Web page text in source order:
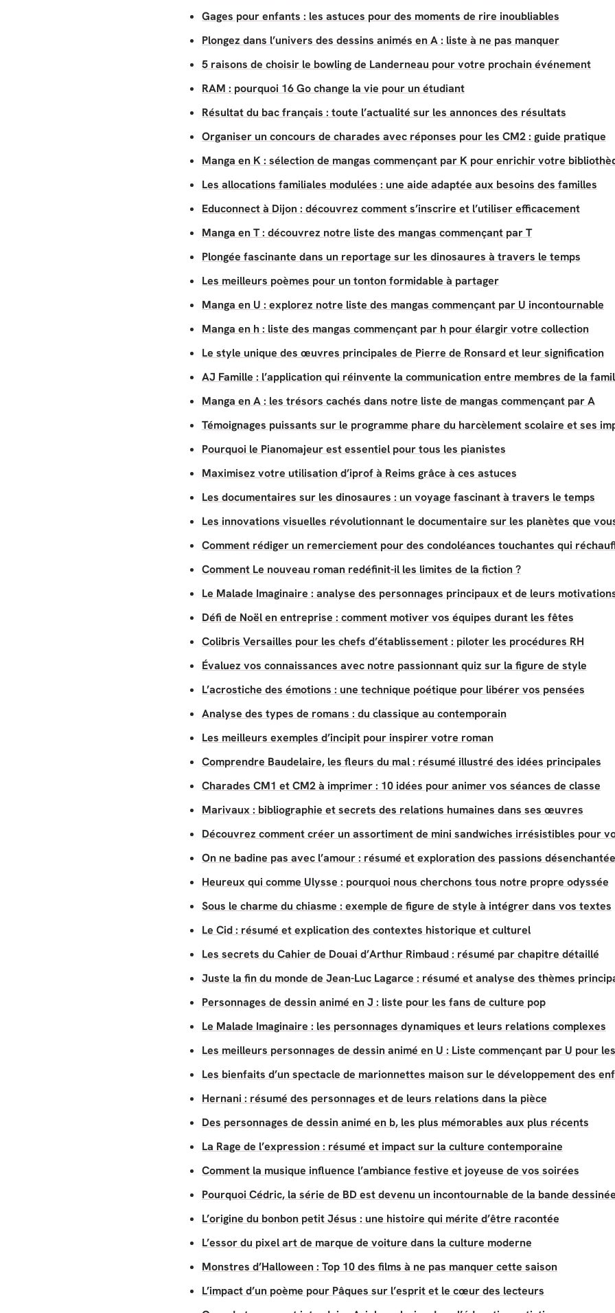
Gages pour enfants : les astuces pour des moments de rire inoubliables
Plongez dans l’univers des dessins animés en A : liste à ne pas manquer
5 raisons de choisir le bowling de Landerneau pour votre prochain événement
RAM : pourquoi 16 Go change la vie pour un étudiant
Résultat du bac français : toute l’actualité sur les annonces des résultats
Organiser un concours de charades avec réponses pour les CM2 : guide pratique
Manga en K : sélection de mangas commençant par K pour enrichir votre
Les allocations familiales modulées : une aide adaptée aux besoins des familles
Educonnect à Dijon : découvrez comment s’inscrire et l’utiliser efficacement
Manga en T : découvrez notre liste des mangas commençant par T
Plongée fascinante dans un reportage sur les dinosaures à travers le temps
Les meilleurs poèmes pour un tonton formidable à partager
Manga en U : explorez notre liste des mangas commençant par U incontournable
Manga en h : liste des mangas commençant par h pour élargir votre collection
Le style unique des œuvres principales de Pierre de Ronsard et leur signification
AJ Famille : l’application qui réinvente la communication entre membres de la
Manga en A : les trésors cachés dans notre liste de mangas commençant par A
Témoignages puissants sur le programme phare du harcèlement scolaire et ses
Pourquoi le Pianomajeur est essentiel pour tous les pianistes
Maximisez votre utilisation d’iprof à Reims grâce à ces astuces
Les documentaires sur les dinosaures : un voyage fascinant à travers le temps
Les innovations visuelles révolutionnant le documentaire sur les planètes que
Comment rédiger un remerciement pour des condoléances touchantes qui
Comment Le nouveau roman redéfinit-il les limites de la fiction ?
Le Malade Imaginaire : analyse des personnages principaux et de leurs
Défi de Noël en entreprise : comment motiver vos équipes durant les fêtes
Colibris Versailles pour les chefs d’établissement : piloter les procédures RH
Évaluez vos connaissances avec notre passionnant quiz sur la figure de style
L’acrostiche des émotions : une technique poétique pour libérer vos pensées
Analyse des types de romans : du classique au contemporain
Les meilleurs exemples d’incipit pour inspirer votre roman
Comprendre Baudelaire, les fleurs du mal : résumé illustré des idées principales
Charades CM1 et CM2 à imprimer : 10 idées pour animer vos séances de classe
Marivaux : bibliographie et secrets des relations humaines dans ses œuvres
Découvrez comment créer un assortiment de mini sandwiches irrésistibles pour
On ne badine pas avec l’amour : résumé et exploration des passions
Heureux qui comme Ulysse : pourquoi nous cherchons tous notre propre odyssée
Sous le charme du chiasme : exemple de figure de style à intégrer dans vos textes
Le Cid : résumé et explication des contextes historique et culturel
Les secrets du Cahier de Douai d’Arthur Rimbaud : résumé par chapitre détaillé
Juste la fin du monde de Jean-Luc Lagarce : résumé et analyse des thèmes
Personnages de dessin animé en J : liste pour les fans de culture pop
Le Malade Imaginaire : les personnages dynamiques et leurs relations complexes
Les meilleurs personnages de dessin animé en U : Liste commençant par U pour
Les bienfaits d’un spectacle de marionnettes maison sur le développement des
Hernani : résumé des personnages et de leurs relations dans la pièce
Des personnages de dessin animé en b, les plus mémorables aux plus récents
La Rage de l’expression : résumé et impact sur la culture contemporaine
Comment la musique influence l’ambiance festive et joyeuse de vos soirées
Pourquoi Cédric, la série de BD est devenu un incontournable de la bande
L’origine du bonbon petit Jésus : une histoire qui mérite d’être racontée
L’essor du pixel art de marque de voiture dans la culture moderne
Monstres d’Halloween : Top 10 des films à ne pas manquer cette saison
L’impact d’un poème pour Pâques sur l’esprit et le cœur des lecteurs